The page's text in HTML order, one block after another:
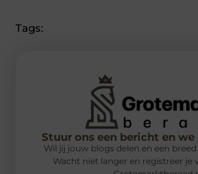
Tags:
Stuur ons een bericht en we
Wil jij jouw blogs delen en een
Wacht niet langer en registreer je